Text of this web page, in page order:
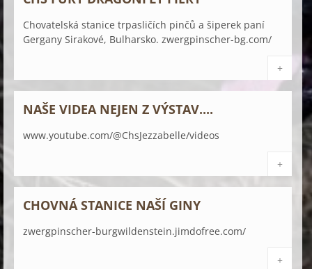
Chovatelská stanice trpasličích pinčů a šiperek paní
Gergany Sirakové, Bulharsko. zwergpinscher-bg.com/
+
NAŠE VIDEA NEJEN Z VÝSTAV....
www.youtube.com/@ChsJezzabelle/videos
+
CHOVNÁ STANICE NAŠÍ GINY
zwergpinscher-burgwildenstein.jimdofree.com/
+